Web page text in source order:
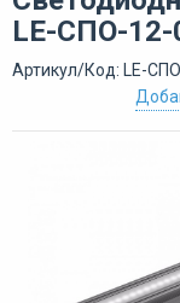
LE-СПО-
Артикул/Код: LE-